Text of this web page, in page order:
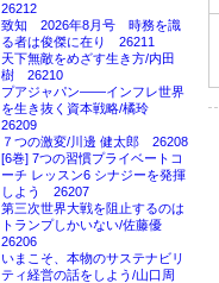
26212
致知 2026年8月号 時務を識
る者は俊傑に在り 26211
天下無敵をめざす生き方/内田
樹 26210
プアジャパン――インフレ世界
を生き抜く資本戦略/橘玲
26209
７つの激変/川邊 健太郎 26208
[6巻] 7つの習慣プライベートコ
ーチ レッスン6 シナジーを発揮
しよう 26207
第三次世界大戦を阻止するのは
トランプしかいない/佐藤優
26206
いまこそ、本物のサステナビリ
ティ経営の話をしよう/山口周